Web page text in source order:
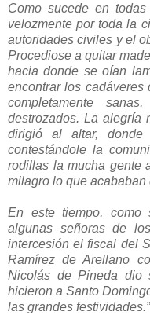
Como sucede en
velozmente por toda la
autoridades civiles y el
Procediose a quitar
hacia donde se oían
encontrar los
completamente
destrozados. La alegría
dirigió al altar, donde
contestándole la
rodillas la mucha gente
milagro lo que acababan
En este tiempo, como
algunas señoras de
intercesión el fiscal del
Ramírez de Arellano
Nicolás de Pineda dio
hicieron a Santo
las grandes festividades.”